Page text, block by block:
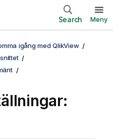
Search Meny
igång med QlikView